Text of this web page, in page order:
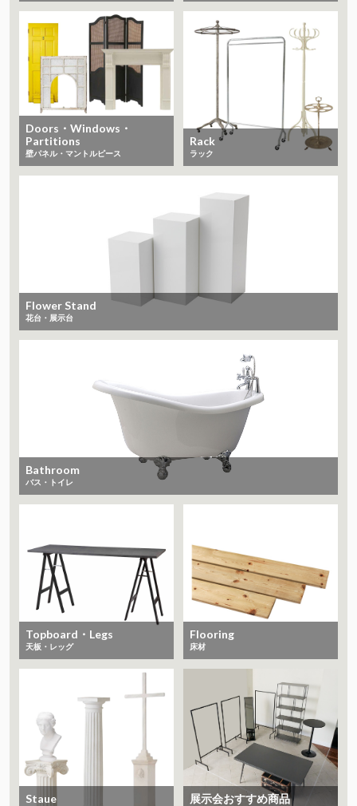
Doors・Windows・
Partitions
​​​​​​​壁パネル・マントルピース
Rack
ラック
Flower Stand
花台・展示台
Bathroom
バス・トイレ
Topboard・Legs
天板・レッグ
Flooring
床材
Staue 展示会おすすめ商品